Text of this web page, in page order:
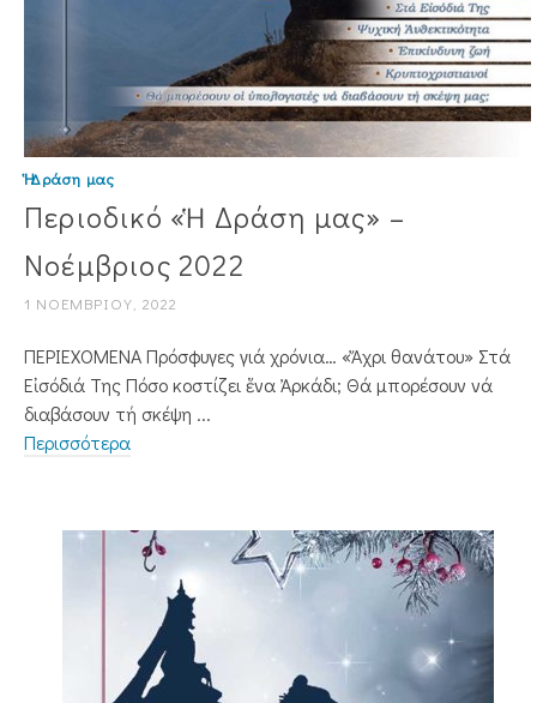
Ἡ Δράση μας
Περιοδικό «Ἡ Δράση μας» –
Νοέμβριος 2022
1 ΝΟΕΜΒΡΊΟΥ, 2022
ΠΕΡΙΕΧΟΜΕΝΑ Πρόσφυγες γιά χρόνια… «Ἄχρι θανάτου» Στά
Εἰσόδιά Της Πόσο κοστίζει ἕνα Ἀρκάδι; Θά μπορέσουν νά
διαβάσουν τή σκέψη ...
Περισσότερα